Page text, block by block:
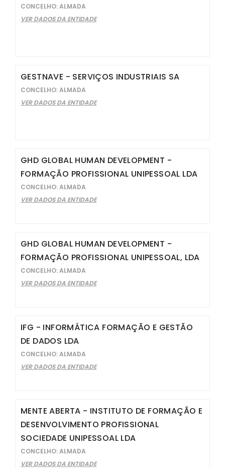
CONCELHO: ALMADA
VER DADOS DA ENTIDADE
GESTNAVE - SERVIÇOS INDUSTRIAIS SA
CONCELHO: ALMADA
VER DADOS DA ENTIDADE
GHD GLOBAL HUMAN DEVELOPMENT -
FORMAÇÃO PROFISSIONAL UNIPESSOAL LDA
CONCELHO: ALMADA
VER DADOS DA ENTIDADE
GHD GLOBAL HUMAN DEVELOPMENT -
FORMAÇÃO PROFISSIONAL UNIPESSOAL, LDA
CONCELHO: ALMADA
VER DADOS DA ENTIDADE
IFG - INFORMÁTICA FORMAÇÃO E GESTÃO
DE DADOS LDA
CONCELHO: ALMADA
VER DADOS DA ENTIDADE
MENTE ABERTA - INSTITUTO DE FORMAÇÃO E
DESENVOLVIMENTO PROFISSIONAL
SOCIEDADE UNIPESSOAL LDA
CONCELHO: ALMADA
VER DADOS DA ENTIDADE